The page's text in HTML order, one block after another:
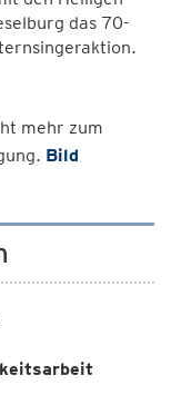
das 70-
mehr zum
Bild